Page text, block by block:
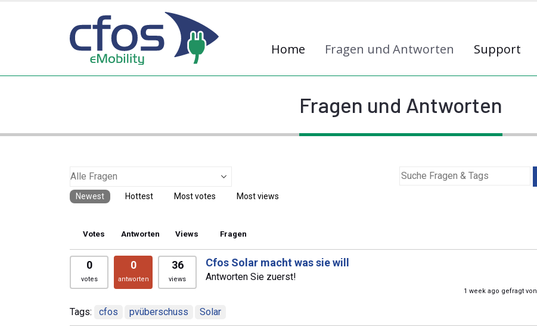
Home Fragen und Antworten Support
Fragen und Antworten
Newest Hottest Most votes Most views
Votes Antworten Views Fragen
0
votes
0
antworten
36
views
Cfos Solar macht was sie will
Antworten Sie zuerst!
1 week ago gefragt von
Tags: cfos pvüberschuss Solar